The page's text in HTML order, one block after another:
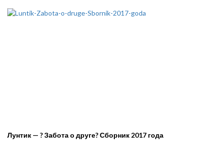
Лунтик — ? Забота о друге? Сборник 2017 года